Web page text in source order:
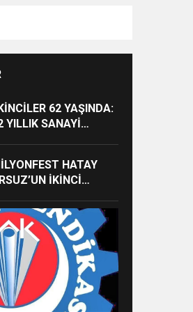
62 YAŞINDA:
YILLIK SANAYİ
HATAY
İKİNCİ
SAHNE